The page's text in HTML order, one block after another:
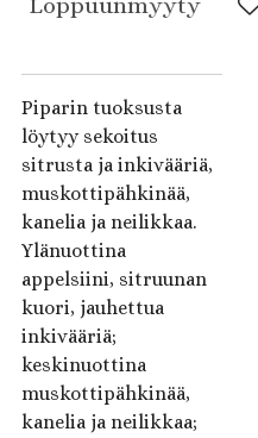
Piparin tuoksusta
löytyy sekoitus
sitrusta ja inkivääriä,
muskottipähkinää,
kanelia ja neilikkaa.
Ylänuottina
appelsiini, sitruunan
kuori, jauhettua
inkivääriä;
keskinuottina
muskottipähkinää,
kanelia ja neilikkaa;